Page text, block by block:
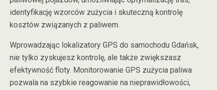
identyfikację wzorców zużycia i skuteczną kontrolę
kosztów związanych z paliwem.
Wprowadzając lokalizatory GPS do samochodu Gdańsk,
nie tylko zyskujesz kontrolę, ale także zwiększasz
efektywność floty. Monitorowanie GPS zużycia paliwa
pozwala na szybkie reagowanie na nieprawidłowości,